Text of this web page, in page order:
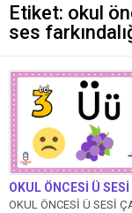
Etiket: okul
ses
OKUL ÖNCESİ Ü SESİ
OKUL ÖNCESİ Ü SESİ